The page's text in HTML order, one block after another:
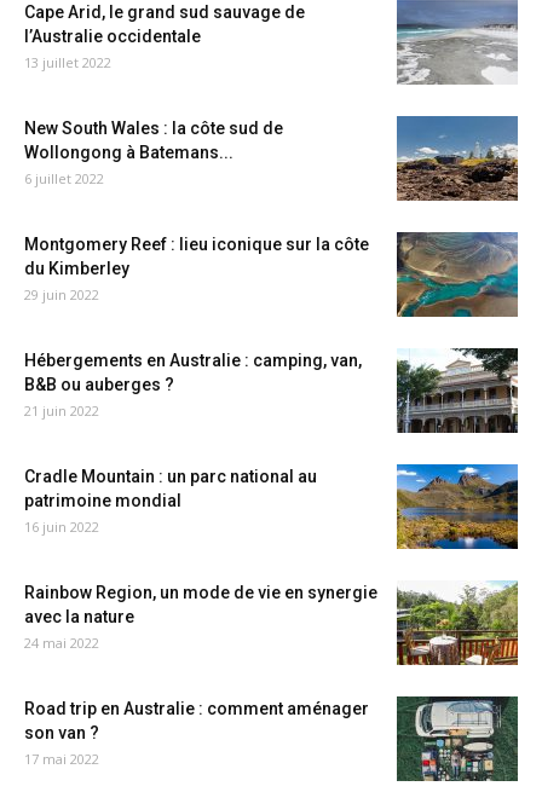
Cape Arid, le grand sud sauvage de
l’Australie occidentale
13 juillet 2022
New South Wales : la côte sud de
Wollongong à Batemans...
6 juillet 2022
Montgomery Reef : lieu iconique sur la côte
du Kimberley
29 juin 2022
Hébergements en Australie : camping, van,
B&B ou auberges ?
21 juin 2022
Cradle Mountain : un parc national au
patrimoine mondial
16 juin 2022
Rainbow Region, un mode de vie en synergie
avec la nature
24 mai 2022
Road trip en Australie : comment aménager
son van ?
17 mai 2022